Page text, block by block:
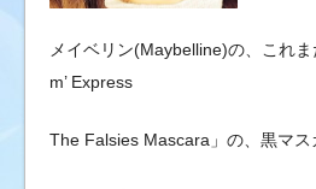
メイベリン(Maybelline)の、これ
m’ Express
The Falsies Mascara」の、黒マス